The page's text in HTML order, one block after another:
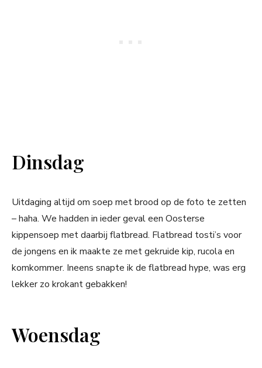
Dinsdag
Uitdaging altijd om soep met brood op de foto te zetten
– haha. We hadden in ieder geval een Oosterse
kippensoep met daarbij flatbread. Flatbread tosti’s voor
de jongens en ik maakte ze met gekruide kip, rucola en
komkommer. Ineens snapte ik de flatbread hype, was erg
lekker zo krokant gebakken!
Woensdag